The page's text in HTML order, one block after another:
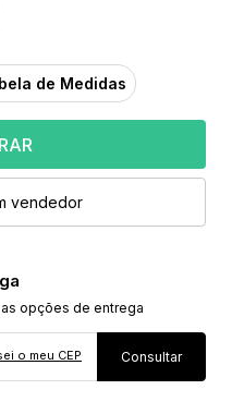
de Medidas
vendedor
o meu CEP